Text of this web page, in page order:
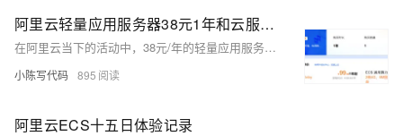
阿里云轻量应用服务器38元1年和云服务器99元1年怎么选？二者性能区别及选择参考
在阿里云当下的活动中，38元/年的轻量应用服务器与99元/年的云服务器ECS成为众多新用户的关注焦点。但是有部分用户并不是很清楚二者之间的区别，因此就不知道应该如何选择。接下来，笔者将为您详细剖析ECS云服务器与轻量应用服务器的差异，以供您参考和选择。
小陈写代码 895
阿里云ECS十五日体验记录